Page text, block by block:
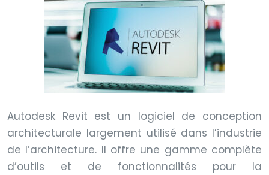
Autodesk Revit est un logiciel de conception
architecturale largement utilisé dans l’industrie
de l’architecture. Il offre une gamme complète
d’outils et de fonctionnalités pour la